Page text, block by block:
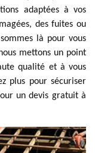
adaptées à vos
des fuites ou
là pour vous
mettons un point
qualité et à vous
plus pour sécuriser
un devis gratuit à